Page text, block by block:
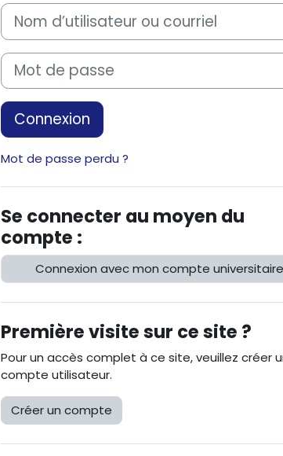
Procédure de création de compte
Nom d’utilisateur ou courriel
Mot de passe
Connexion
Mot de passe perdu ?
Se connecter au moyen du
compte :
Connexion avec mon compte universitaire
Première visite sur ce site ?
Pour un accès complet à ce site, veuillez créer
compte utilisateur.
Créer un compte